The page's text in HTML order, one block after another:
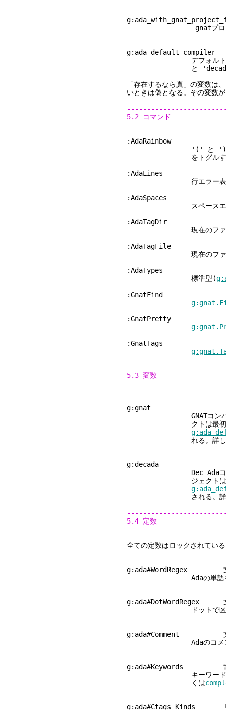
gnatプロジェクトフ
g:ada_default_compiler
デフォルトのコンパ
と
「存在するなら真」の変数は
いときは偽となる。その変数
5.2 コマンド
'(' と ')' に対する
をトグルす
行エラー表
スペースエラ
現在のファイルのディ
現在のファイルに対
標準型(
5.3 変数
g:gnat オブ
GNATコンパイラを管
クトは最初にAdaのソ
れる。詳し
g:decada オ
Dec Adaコンパイラを
ジェクトは最初にAda
される。詳し
5.4 定数
全ての定数はロックされてい
g:ada#WordRegex 文
Adaの単語を検索
g:ada#DotWordRegex
ドットで区切られる
g:ada#Comment 文
Adaのコメントを
g:ada#Keywords 辞
キーワード、属性など
くは
g:ada#Ctags_Kinds リ